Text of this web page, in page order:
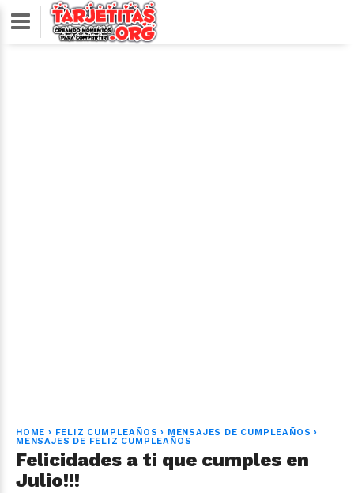
HOME › FELIZ CUMPLEAÑOS › MENSAJES DE CUMPLEAÑOS ›
MENSAJES DE FELIZ CUMPLEAÑOS
Felicidades a ti que cumples en
Julio!!!